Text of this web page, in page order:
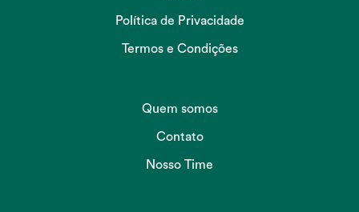
Política de Privacidade
Termos e Condições
Quem somos
Contato
Nosso Time